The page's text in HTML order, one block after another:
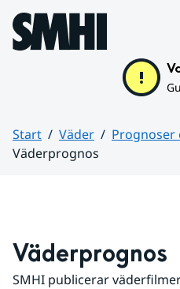
Hoppa till sidans innehåll
Start Väder
Prognoser
Väderprognos
Väderprognos
SMHI publicerar